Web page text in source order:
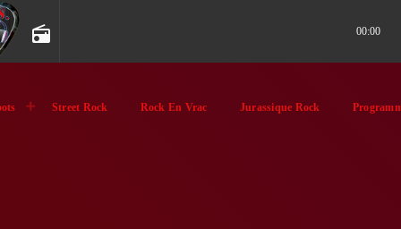
radio 00:00
Street Rock Rock En Vrac Jurassique Rock